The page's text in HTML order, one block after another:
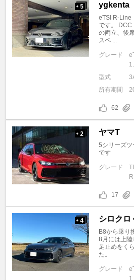
+ 5 ygkenta
eTSI R-Line
です。 DCC
の両立、後
スペ ...
グレード
型式
所有期間
62
+ 2 ヤマT
5シリーズツ
です
グレード
17
+ 4 シロクロ
B8から乗り
8月には上陸
足止めをく
た。
グレード